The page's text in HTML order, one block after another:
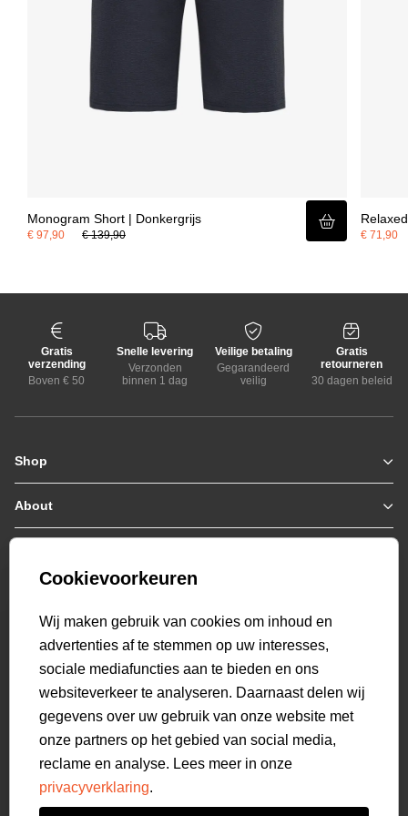
Monogram Short | Donkergrijs
€ 97,90 € 139,90 € 71,90
Gratis
verzending
Boven € 50
Snelle levering
Verzonden
binnen 1 dag
Veilige betaling
Gegarandeerd
veilig
Gratis
retourneren
30 dagen beleid
Shop
Zomerjassen
Jassen / Coats
Colberts
Hoodies
Polo's
T-shirts
Overshirts
Overhemden
Sweatpants
Broeken
Short sweatpants
Shorts
Schoenen
About
Who we are
Genti X PSV
Bestellen & Betalen
Retourneren
Veelgestelde vragen
Mijn Account
beoordelingen
Cookievoorkeuren
Wij maken gebruik van cookies om inhoud en
advertenties af te stemmen op uw interesses,
sociale mediafuncties aan te bieden en ons
websiteverkeer te analyseren. Daarnaast delen wij
gegevens over uw gebruik van onze website met
onze partners op het gebied van social media,
reclame en analyse. Lees meer in onze
privacyverklaring.